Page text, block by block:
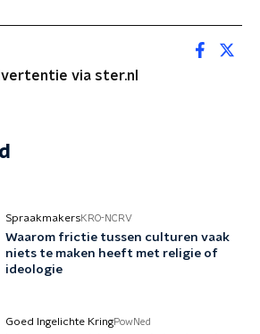
via ster.nl
SpraakmakersKRO-NCRV
Waarom frictie tussen culturen vaak
niets te maken heeft met religie of
ideologie
Goed Ingelichte KringPowNed